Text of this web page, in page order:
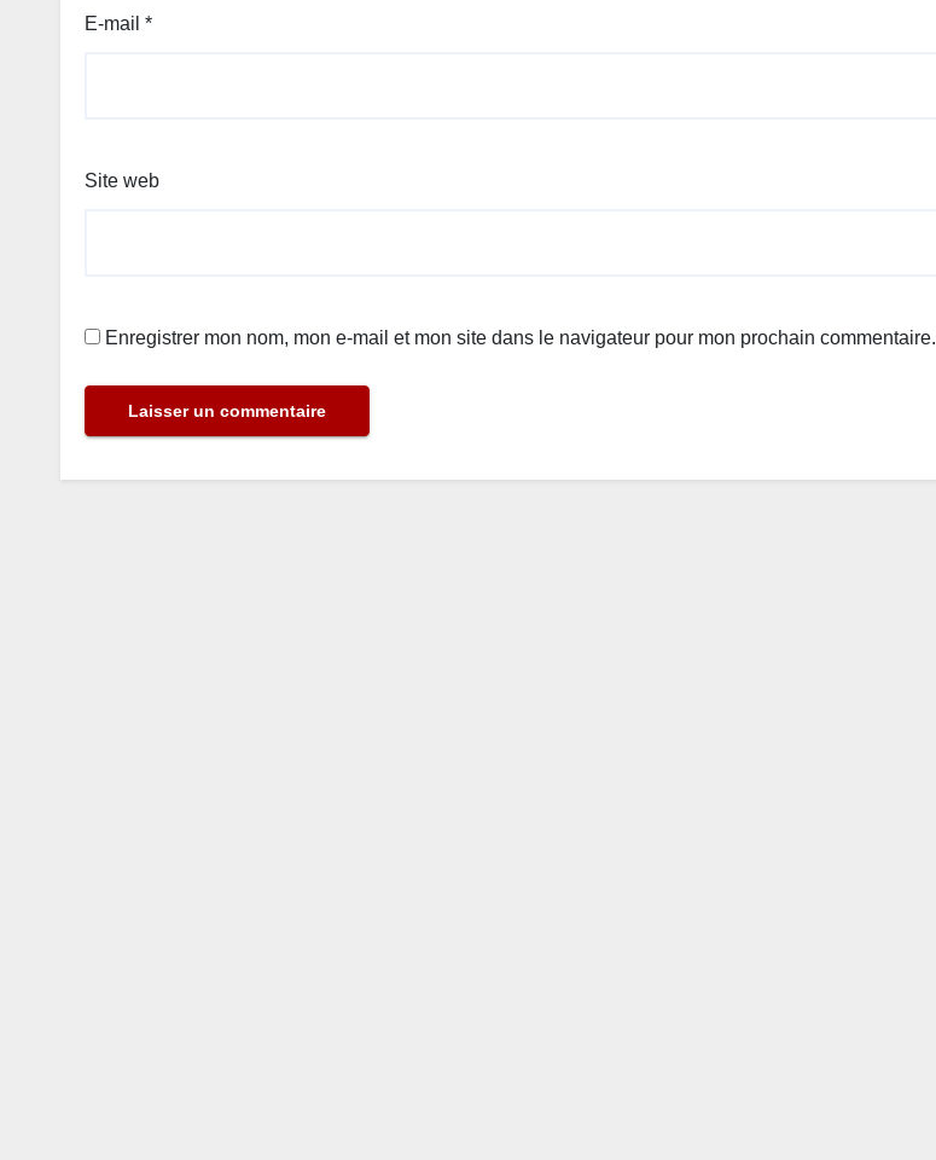
E-mail *
Site web
Enregistrer mon nom, mon e-mail et mon site dans le navigateur pour mon prochain commentaire.